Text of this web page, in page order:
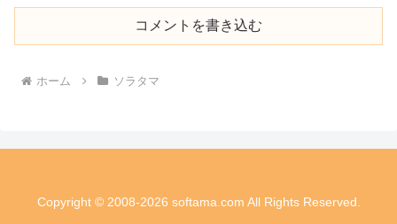
コメントを書き込む
ホーム ソラタマ
Copyright © 2008-2026 softama.com All Rights Reserved.